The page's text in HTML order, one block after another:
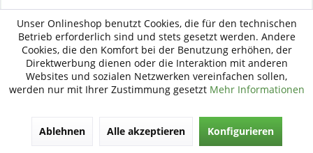
TIPP!
Unser Onlineshop benutzt Cookies, die für den technischen
Betrieb erforderlich sind und stets gesetzt werden. Andere
Cookies, die den Komfort bei der Benutzung erhöhen, der
Direktwerbung dienen oder die Interaktion mit anderen
Websites und sozialen Netzwerken vereinfachen sollen,
werden nur mit Ihrer Zustimmung gesetzt Mehr Informationen
Ablehnen Alle akzeptieren Konfigurieren